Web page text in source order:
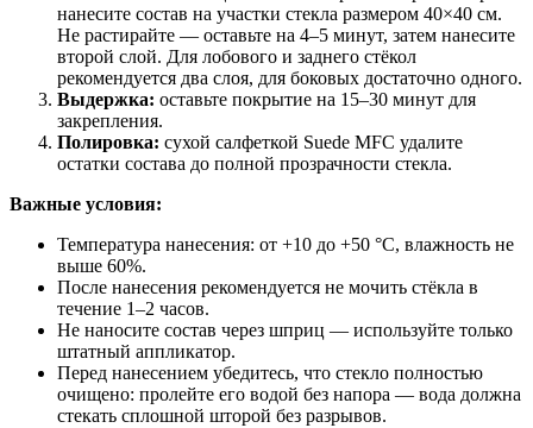
нанесите состав на участки стекла размером 40×40 см.
Не растирайте — оставьте на 4–5 минут, затем нанесите
второй слой. Для лобового и заднего стёкол
рекомендуется два слоя, для боковых достаточно одного.
Выдержка: оставьте покрытие на 15–30 минут для
закрепления.
Полировка: сухой салфеткой Suede MFC удалите
остатки состава до полной прозрачности стекла.
Важные условия:
Температура нанесения: от +10 до +50 °C, влажность не
выше 60%.
После нанесения рекомендуется не мочить стёкла в
течение 1–2 часов.
Не наносите состав через шприц — используйте только
штатный аппликатор.
Перед нанесением убедитесь, что стекло полностью
очищено: пролейте его водой без напора — вода должна
стекать сплошной шторой без разрывов.